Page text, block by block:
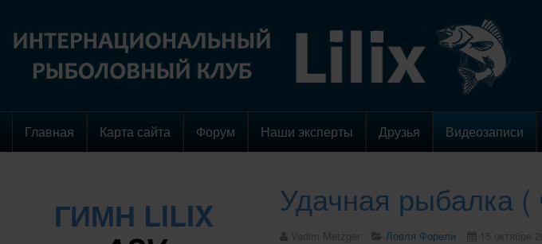
Главная Карта сайта Форум Наши эксперты Друзья Видеозаписи
Удачная рыбалка (
Vadim Metzger Ловля Форели 15 октября
ГИМН LILIX